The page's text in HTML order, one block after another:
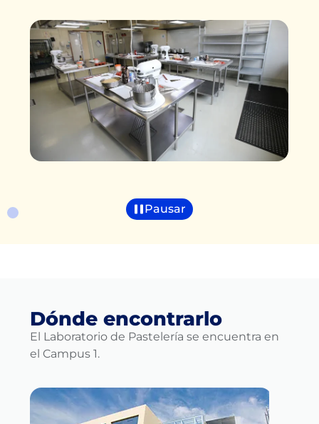
Pausar
Dónde encontrarlo
El Laboratorio de Pastelería se encuentra en
el Campus 1.